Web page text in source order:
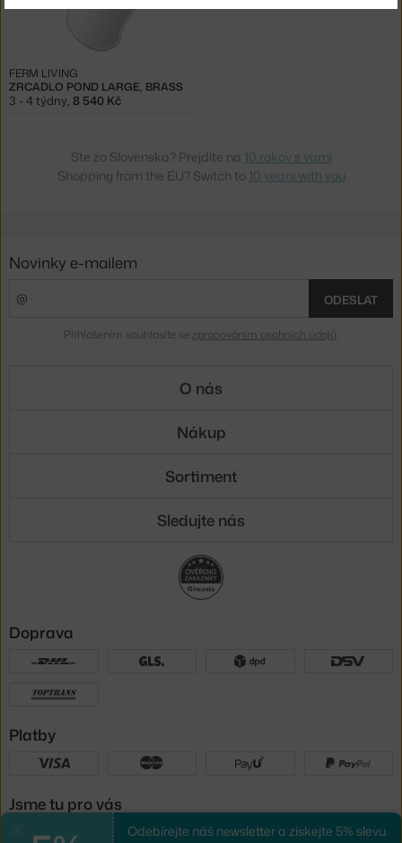
ZRCADLO POND LARGE, BRASS
FERM LIVING
3 - 4 týdny, 8 540 Kč
Ste zo Slovenska? Prejdite na 10 rokov s vami
Shopping from the EU? Switch to 10 years with you
Odebírejte náš newsletter a získejte 5% slevu.
Novinky e-mailem
ODESLAT
Přihlášením souhlasíte se zpracováním osobních údajů
O nás
Nákup
Sortiment
Sledujte nás
Doprava
Platby
Jsme tu pro vás